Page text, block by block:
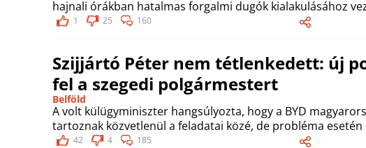
hajnali órákban hatalmas forgalmi dugók kialakulásához
1 25 160
Szijjártó Péter nem tétlenkedett: új
fel a szegedi polgármestert
Belföld
A volt külügyminiszter hangsúlyozta, hogy a BYD
tartoznak közvetlenül a feladatai közé, de probléma
42 4 185